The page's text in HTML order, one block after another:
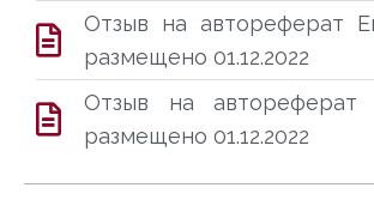
Отзыв на автореферат
размещено 01.12.2022
Отзыв на
размещено 01.12.2022